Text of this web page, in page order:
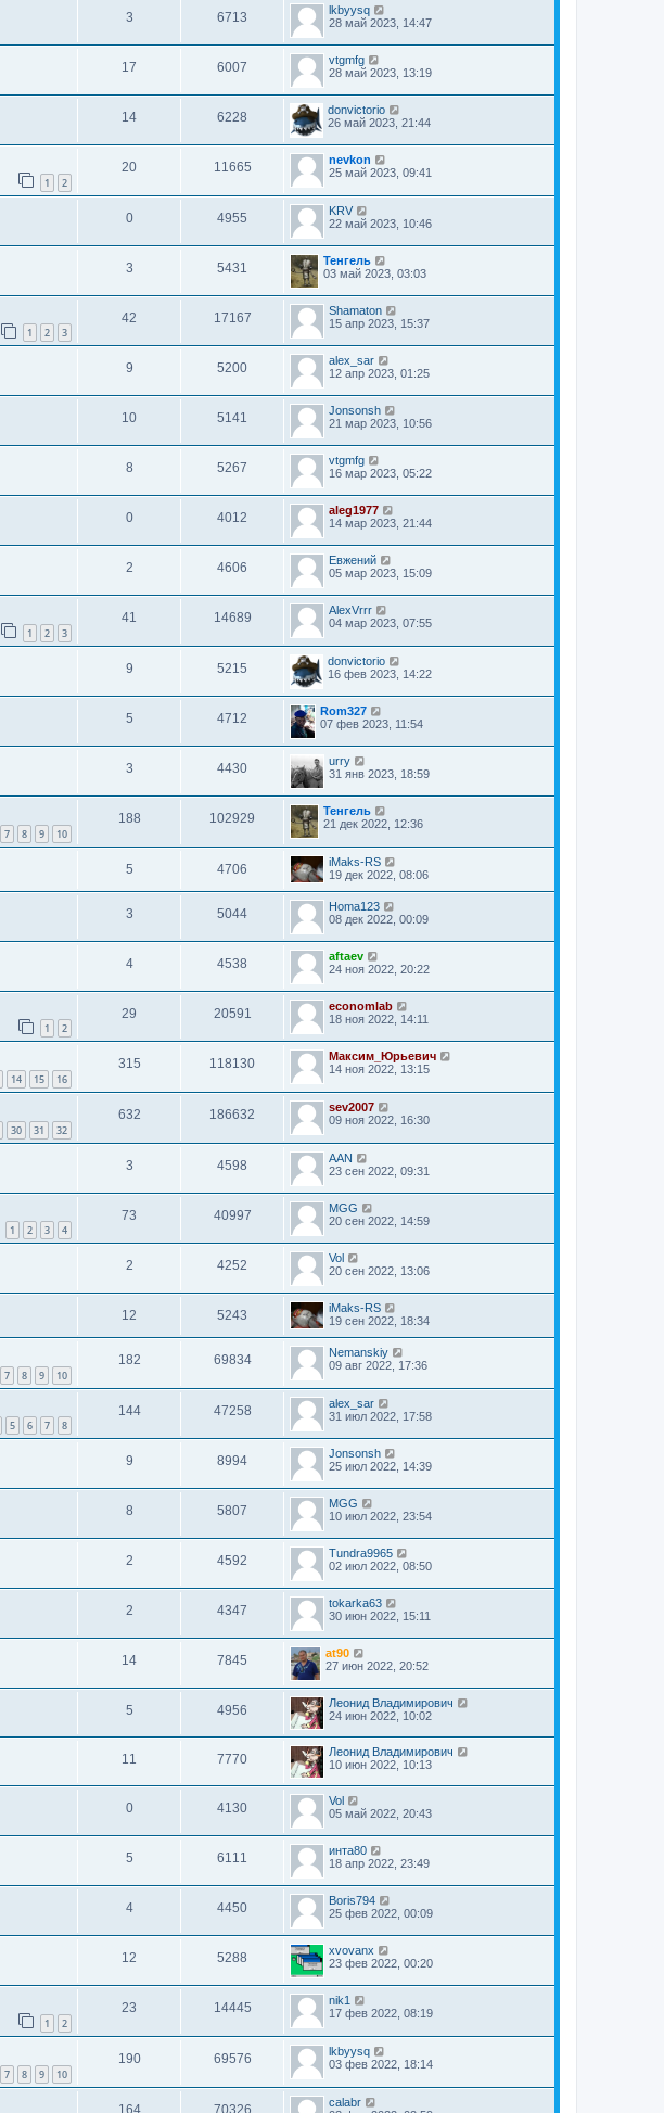
3 6713
lkbyysq
28 май 2023, 14:47
17 6007
vtgmfg
28 май 2023, 13:19
14 6228
donvictorio
26 май 2023, 21:44
1 2
20 11665
nevkon
25 май 2023, 09:41
0 4955
KRV
22 май 2023, 10:46
3 5431
Тенгель
03 май 2023, 03:03
1 2 3
42 17167
Shamaton
15 апр 2023, 15:37
9 5200
alex_sar
12 апр 2023, 01:25
10 5141
Jonsonsh
21 мар 2023, 10:56
8 5267
vtgmfg
16 мар 2023, 05:22
0 4012
aleg1977
14 мар 2023, 21:44
2 4606
Евжений
05 мар 2023, 15:09
1 2 3
41 14689
AlexVrrr
04 мар 2023, 07:55
9 5215
donvictorio
16 фев 2023, 14:22
5 4712
Rom327
07 фев 2023, 11:54
3 4430
urry
31 янв 2023, 18:59
7 8 9 10
188 102929
Тенгель
21 дек 2022, 12:36
5 4706
iMaks-RS
19 дек 2022, 08:06
3 5044
Homa123
08 дек 2022, 00:09
4 4538
aftaev
24 ноя 2022, 20:22
1 2
29 20591
economlab
18 ноя 2022, 14:11
14 15 16
315 118130
Максим_Юрьевич
14 ноя 2022, 13:15
30 31 32
632 186632
sev2007
09 ноя 2022, 16:30
3 4598
AAN
23 сен 2022, 09:31
1 2 3 4
73 40997
MGG
20 сен 2022, 14:59
2 4252
Vol
20 сен 2022, 13:06
12 5243
iMaks-RS
19 сен 2022, 18:34
7 8 9 10
182 69834
Nemanskiy
09 авг 2022, 17:36
5 6 7 8
144 47258
alex_sar
31 июл 2022, 17:58
9 8994
Jonsonsh
25 июл 2022, 14:39
8 5807
MGG
10 июл 2022, 23:54
2 4592
Tundra9965
02 июл 2022, 08:50
2 4347
tokarka63
30 июн 2022, 15:11
14 7845
at90
27 июн 2022, 20:52
5 4956
Леонид Владимирович
24 июн 2022, 10:02
11 7770
Леонид Владимирович
10 июн 2022, 10:13
0 4130
Vol
05 май 2022, 20:43
5 6111
инта80
18 апр 2022, 23:49
4 4450
Boris794
25 фев 2022, 00:09
12 5288
xvovanx
23 фев 2022, 00:20
1 2
23 14445
nik1
17 фев 2022, 08:19
7 8 9 10
190 69576
lkbyysq
03 фев 2022, 18:14
164 70326
calabr